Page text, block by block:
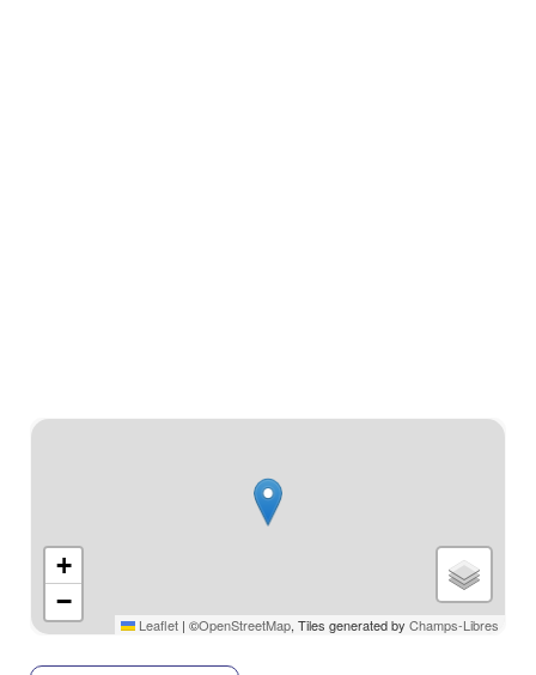
Stratenplan
+
−
Leaflet | ©OpenStreetMap, Tiles generated by Champs-Libres